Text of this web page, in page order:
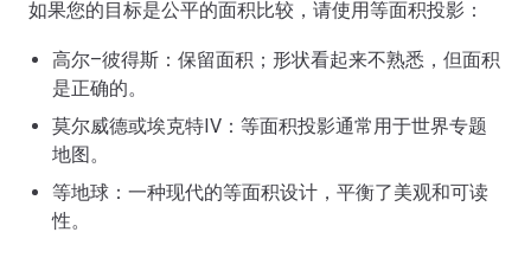
如果您的目标是公平的面积比较，请使用等面积投影：
高尔–彼得斯：保留面积；形状看起来不熟悉，但面积
是正确的。
莫尔威德或埃克特IV：等面积投影通常用于世界专题
地图。
等地球：一种现代的等面积设计，平衡了美观和可读
性。